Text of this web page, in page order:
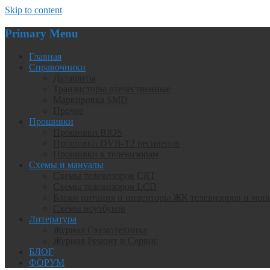
Skip to content
Primary Menu
Главная
Справочники
Прошивки
Схемы и мануалы
Литература
БЛОГ
ФОРУМ